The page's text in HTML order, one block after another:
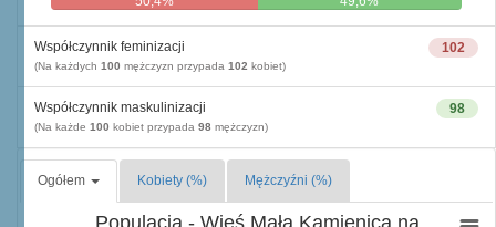
102
Współczynnik feminizacji
(Na każdych 100 mężczyzn przypada 102 kobiet)
98
Współczynnik maskulinizacji
(Na każde 100 kobiet przypada 98 mężczyzn)
Ogółem Kobiety (%) Mężczyźni (%)
Populacja - Wieś Mała Kamienica na